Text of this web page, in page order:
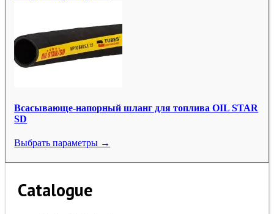
Всасывающе-напорный шланг для топлива OIL STAR
SD
Выбрать параметры →
Catalogue